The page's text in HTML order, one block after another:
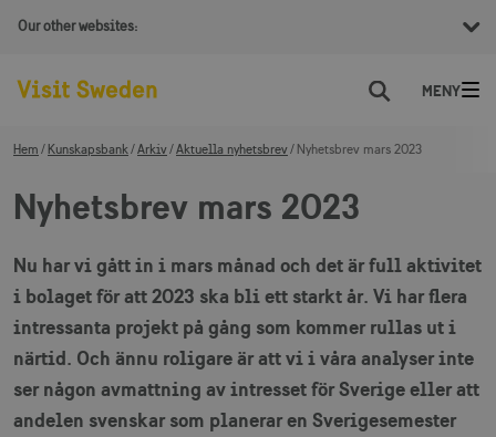
Our other websites:
Sök
Hem Kunskapsbank Arkiv Aktuella nyhetsbrev Nyhetsbrev mars 2023
Nyhetsbrev mars 2023
Nu har vi gått in i mars månad och det är full aktivitet
i bolaget för att 2023 ska bli ett starkt år. Vi har flera
intressanta projekt på gång som kommer rullas ut i
närtid. Och ännu roligare är att vi i våra analyser inte
ser någon avmattning av intresset för Sverige eller att
andelen svenskar som planerar en Sverigesemester